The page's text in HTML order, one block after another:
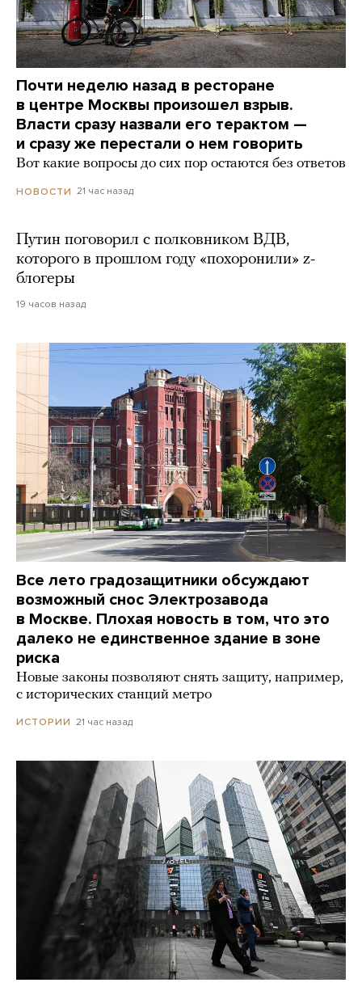
Почти неделю назад в ресторане
в центре Москвы произошел взрыв.
Власти сразу назвали его терактом —
и сразу же перестали о нем говорить
Вот какие вопросы до сих пор остаются без ответов
НОВОСТИ 21 час назад
Путин поговорил с полковником ВДВ,
которого в прошлом году «похоронили» z-
блогеры
19 часов назад
Все лето градозащитники обсуждают
возможный снос Электрозавода
в Москве. Плохая новость в том, что это
далеко не единственное здание в зоне
риска
Новые законы позволяют снять защиту, например,
с исторических станций метро
ИСТОРИИ 21 час назад